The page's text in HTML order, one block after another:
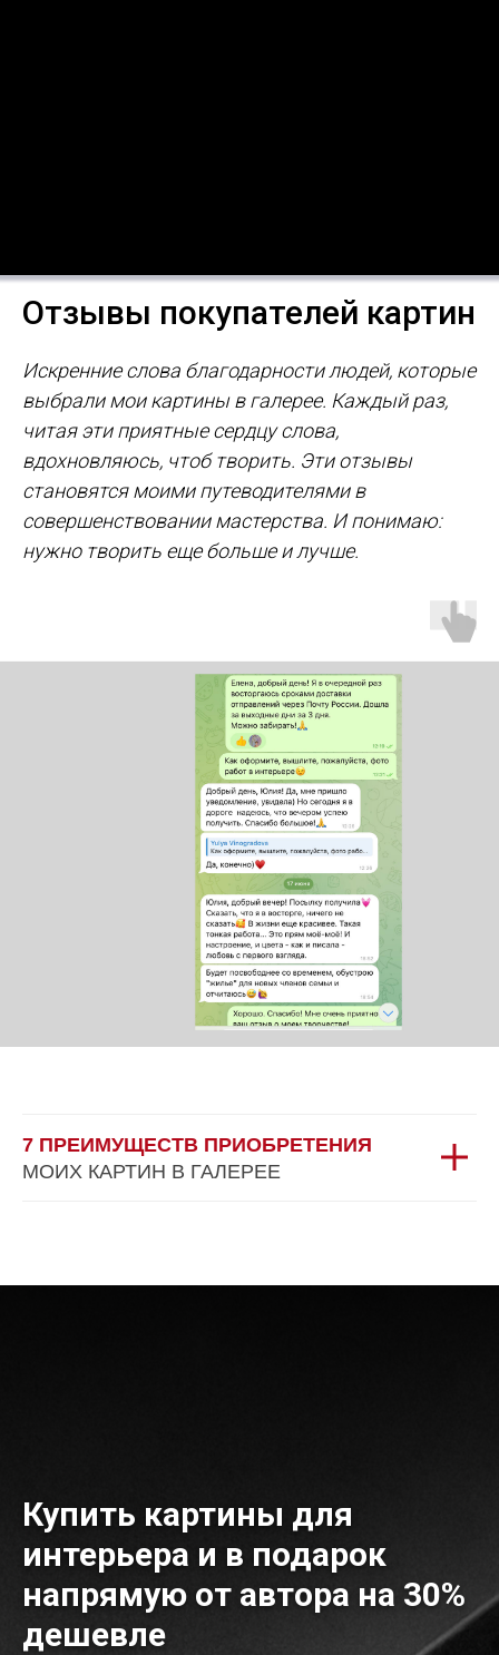
Отзывы покупателей картин
Искренние слова благодарности людей, которые
выбрали мои картины в галерее. Каждый раз,
читая эти приятные сердцу слова,
вдохновляюсь, чтоб творить. Эти отзывы
становятся моими путеводителями в
совершенствовании мастерства. И понимаю:
нужно творить еще больше и лучше.
7 ПРЕИМУЩЕСТВ ПРИОБРЕТЕНИЯ
МОИХ КАРТИН В ГАЛЕРЕЕ
Купить картины для
интерьера и в подарок
напрямую от автора на 30%
дешевле